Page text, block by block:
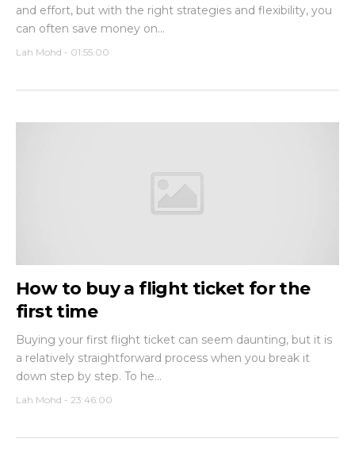
and effort, but with the right strategies and flexibility, you
can often save money on...
Lah Mohd - 01:55:00
How to buy a flight ticket for the
first time
Buying your first flight ticket can seem daunting, but it is
a relatively straightforward process when you break it
down step by step. To he...
Lah Mohd - 23:46:00